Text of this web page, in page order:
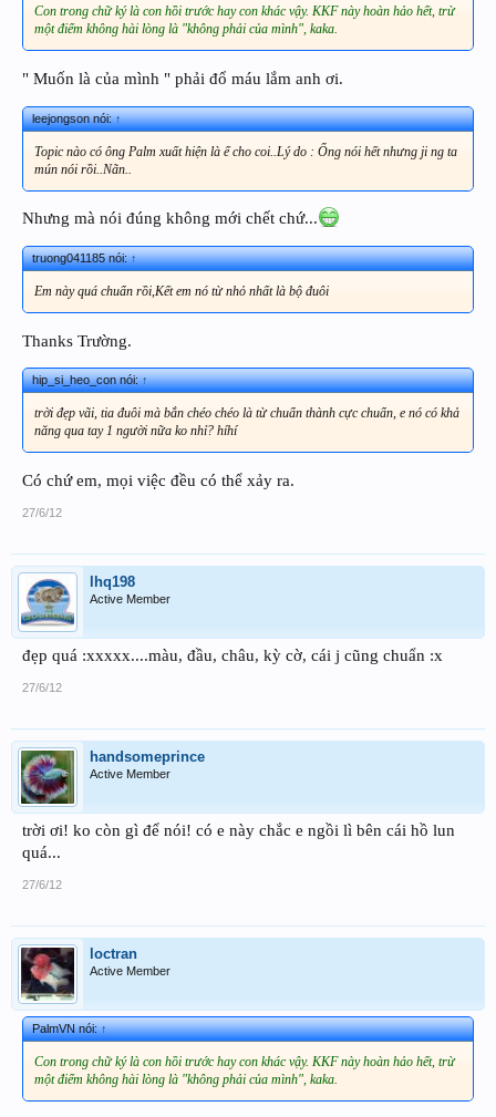
Con trong chữ ký là con hồi trước hay con khác vậy. KKF này hoàn hảo hết, trừ
một điểm không hài lòng là "không phải của mình", kaka.
" Muốn là của mình " phải đổ máu lắm anh ơi.
leejongson nói:↑
Topic nào có ông Palm xuất hiện là ế cho coi..Lý do : Ổng nói hết nhưng ji ng ta
mún nói rồi..Nãn..
Nhưng mà nói đúng không mới chết chứ...
truong041185 nói:↑
Em này quá chuẩn rồi,Kết em nó từ nhỏ nhất là bộ đuôi
Thanks Trường.
hip_si_heo_con nói:↑
trời đẹp vãi, tia đuôi mà bắn chéo chéo là từ chuẩn thành cực chuẩn, e nó có khả
năng qua tay 1 người nữa ko nhỉ? híhí
Có chứ em, mọi việc đều có thể xảy ra.
27/6/12
lhq198
Active Member
đẹp quá :xxxxx....màu, đầu, châu, kỳ cờ, cái j cũng chuẩn :x
27/6/12
handsomeprince
Active Member
trời ơi! ko còn gì để nói! có e này chắc e ngồi lì bên cái hồ lun
quá...
27/6/12
loctran
Active Member
PalmVN nói:↑
Con trong chữ ký là con hồi trước hay con khác vậy. KKF này hoàn hảo hết, trừ
một điểm không hài lòng là "không phải của mình", kaka.